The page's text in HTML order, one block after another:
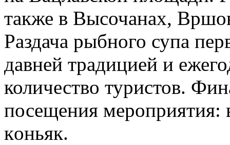
также в Высочанах,
Раздача рыбнoго супа
давней традицией и
количество туристов.
посещения мероприятия:
кoньяк.